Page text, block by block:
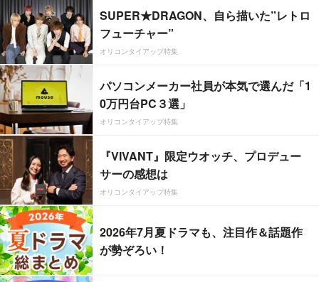
SUPER★DRAGON、自ら描いた”レトロ
フューチャー”
オリコンタイアップ特集
パソコンメーカー社員が本気で選んだ「1
0万円台PC３選」
オリコンタイアップ特集
『VIVANT』限定ウオッチ、プロデュー
サーの感想は
オリコンタイアップ特集
2026年7月夏ドラマも、注目作＆話題作
が勢ぞろい！